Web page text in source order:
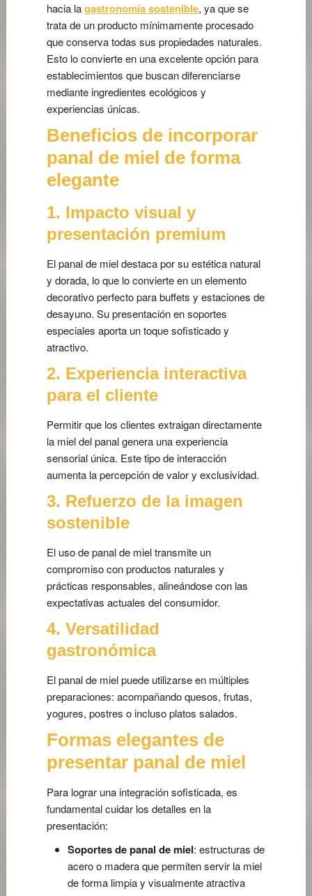
hacia lagastronomía sostenible, ya que se
trata de un producto mínimamente procesado
que conserva todas sus propiedades naturales.
Esto lo convierte en una excelente opción para
establecimientos que buscan diferenciarse
mediante ingredientes ecológicos y
experiencias únicas.
Beneficios de incorporar
panal de miel de forma
elegante
1. Impacto visual y
presentación premium
El panal de miel destaca por su estética natural
y dorada, lo que lo convierte en un elemento
decorativo perfecto para buffets y estaciones de
desayuno. Su presentación en soportes
especiales aporta un toque sofisticado y
atractivo.
2. Experiencia interactiva
para el cliente
Permitir que los clientes extraigan directamente
la miel del panal genera una experiencia
sensorial única. Este tipo de interacción
aumenta la percepción de valor y exclusividad.
3. Refuerzo de la imagen
sostenible
El uso de panal de miel transmite un
compromiso con productos naturales y
prácticas responsables, alineándose con las
expectativas actuales del consumidor.
4. Versatilidad
gastronómica
El panal de miel puede utilizarse en múltiples
preparaciones: acompañando quesos, frutas,
yogures, postres o incluso platos salados.
Formas elegantes de
presentar panal de miel
Para lograr una integración sofisticada, es
fundamental cuidar los detalles en la
presentación:
Soportes de panal de miel: estructuras de
acero o madera que permiten servir la miel
de forma limpia y visualmente atractiva